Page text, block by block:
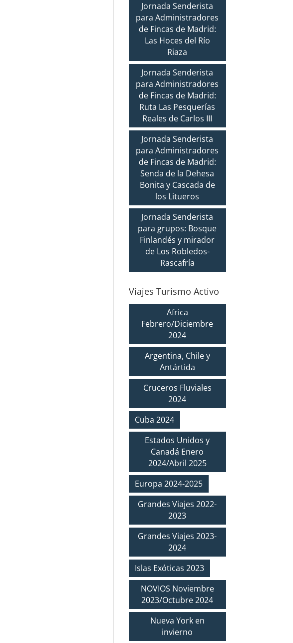
Jornada Senderista
para Administradores
de Fincas de Madrid:
Las Hoces del Río
Riaza
Jornada Senderista
para Administradores
de Fincas de Madrid:
Ruta Las Pesquerías
Reales de Carlos III
Jornada Senderista
para Administradores
de Fincas de Madrid:
Senda de la Dehesa
Bonita y Cascada de
los Litueros
Jornada Senderista
para grupos: Bosque
Finlandés y mirador
de Los Robledos-
Rascafría
Viajes Turismo Activo
Africa
Febrero/Diciembre
2024
Argentina, Chile y
Antártida
Cruceros Fluviales
2024
Cuba 2024
Estados Unidos y
Canadá Enero
2024/Abril 2025
Europa 2024-2025
Grandes Viajes 2022-
2023
Grandes Viajes 2023-
2024
Islas Exóticas 2023
NOVIOS Noviembre
2023/Octubre 2024
Nueva York en
invierno